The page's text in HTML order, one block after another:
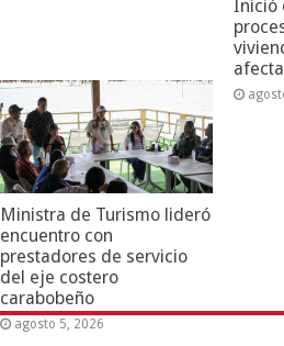
Inició
Ministra de Turismo lideró
encuentro con
prestadores de servicio
del eje costero
carabobeño
agosto 5, 2026